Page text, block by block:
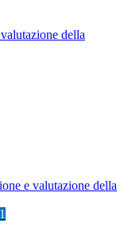
della
e valutazione della
1